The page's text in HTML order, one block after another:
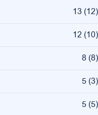
13 (12)
12 (10)
8 (8)
5 (3)
5 (5)